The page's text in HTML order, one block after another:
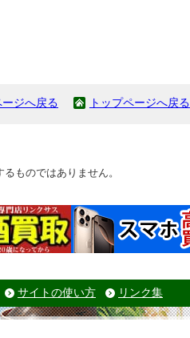
ジへ戻る トップページへ戻る
ものではありません。
サイトの使い方 リンク集